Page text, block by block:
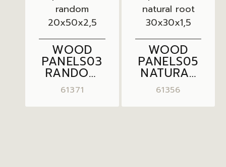
WOOD
PANELS03
RANDOM
20X50X2,5
61371
WOOD
PANELS05
NATURAL
ROOT
30X30X1,5
61356